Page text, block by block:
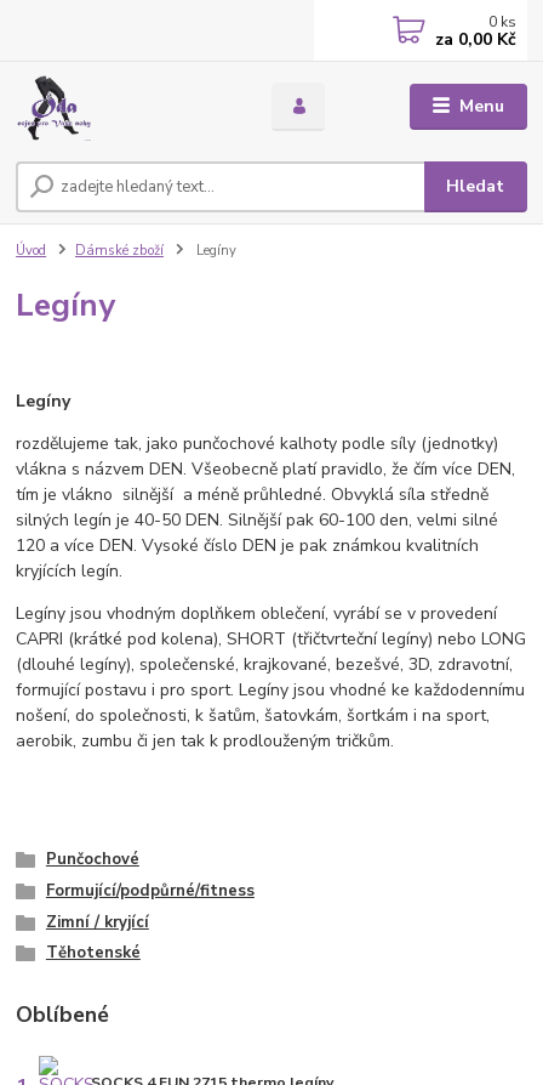
Menu
Hledat
0 ks
za 0,00 Kč
Úvod Dámské zboží Legíny
Legíny
Legíny
rozdělujeme tak, jako punčochové kalhoty podle síly (jednotky)
vlákna s názvem DEN. Všeobecně platí pravidlo, že čím více DEN,
tím je vlákno silnější a méně průhledné. Obvyklá síla středně
silných legín je 40-50 DEN. Silnější pak 60-100 den, velmi silné
120 a více DEN. Vysoké číslo DEN je pak známkou kvalitních
kryjících legín.
Legíny jsou vhodným doplňkem oblečení, vyrábí se v provedení
CAPRI (krátké pod kolena), SHORT (třičtvrteční legíny) nebo LONG
(dlouhé legíny), společenské, krajkované, bezešvé, 3D, zdravotní,
formující postavu i pro sport. Legíny jsou vhodné ke každodennímu
nošení, do společnosti, k šatům, šatovkám, šortkám i na sport,
aerobik, zumbu či jen tak k prodlouženým tričkům.
Punčochové
Formující/podpůrné/fitness
Zimní / kryjící
Těhotenské
Oblíbené